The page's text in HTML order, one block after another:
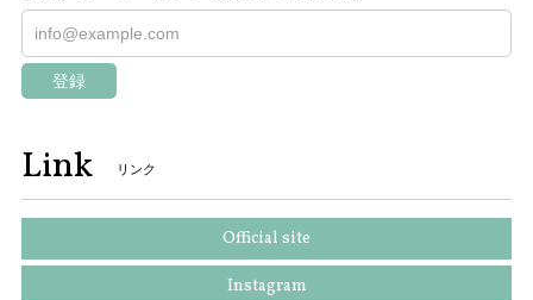
登録
Link リンク
Official site
Instagram